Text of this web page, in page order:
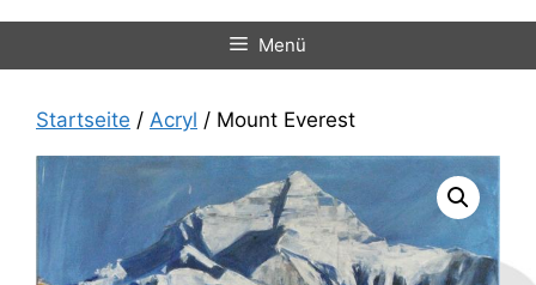
Menü
Startseite / Acryl / Mount Everest